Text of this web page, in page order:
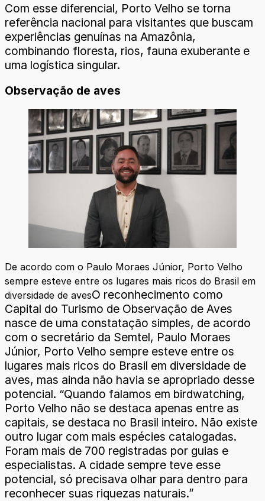
Com esse diferencial, Porto Velho se torna
referência nacional para visitantes que buscam
experiências genuínas na Amazônia,
combinando floresta, rios, fauna exuberante e
uma logística singular.
Observação de aves
De acordo com o Paulo Moraes Júnior, Porto Velho
sempre esteve entre os lugares mais ricos do Brasil em
diversidade de avesO reconhecimento como
Capital do Turismo de Observação de Aves
nasce de uma constatação simples, de acordo
com o secretário da Semtel, Paulo Moraes
Júnior, Porto Velho sempre esteve entre os
lugares mais ricos do Brasil em diversidade de
aves, mas ainda não havia se apropriado desse
potencial. “Quando falamos em birdwatching,
Porto Velho não se destaca apenas entre as
capitais, se destaca no Brasil inteiro. Não existe
outro lugar com mais espécies catalogadas.
Foram mais de 700 registradas por guias e
especialistas. A cidade sempre teve esse
potencial, só precisava olhar para dentro para
reconhecer suas riquezas naturais.”